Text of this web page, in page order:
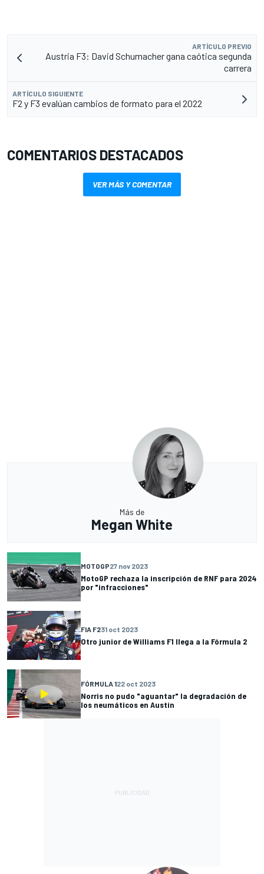
ARTÍCULO PREVIO
Austria F3: David Schumacher gana caótica segunda
carrera
ARTÍCULO SIGUIENTE
F2 y F3 evalúan cambios de formato para el 2022
COMENTARIOS DESTACADOS
VER MÁS Y COMENTAR
Más de
Megan White
MOTOGP27 nov 2023
MotoGP rechaza la inscripción de RNF para 2024
por "infracciones"
FIA F231 oct 2023
Otro junior de Williams F1 llega a la Fórmula 2
FÓRMULA 122 oct 2023
Norris no pudo "aguantar" la degradación de
los neumáticos en Austin